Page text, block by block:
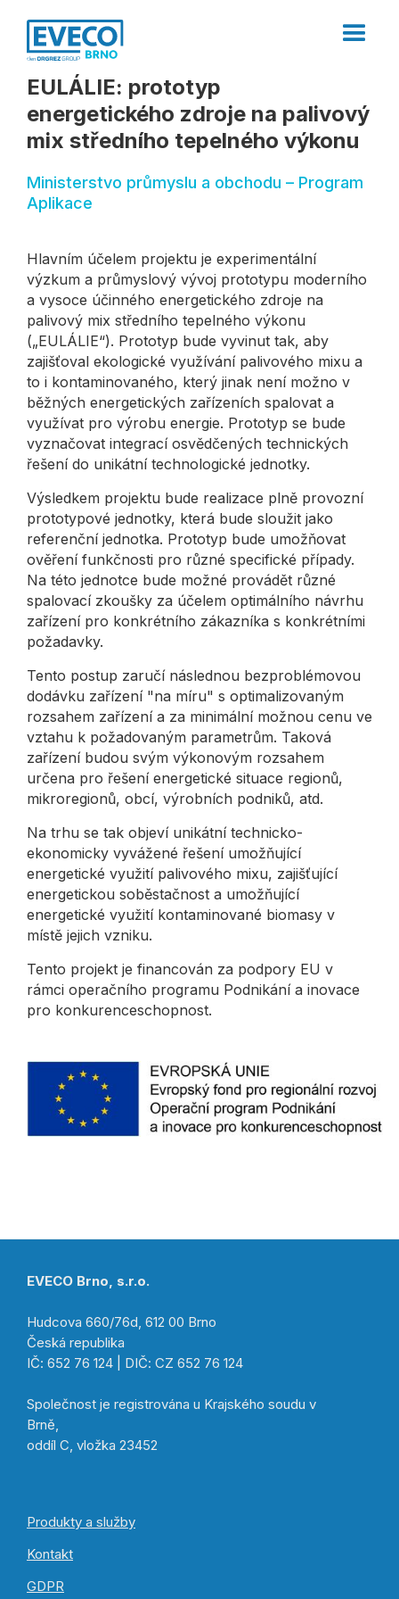
EULÁLIE: prototyp
energetického zdroje na palivový
mix středního tepelného výkonu
Ministerstvo průmyslu a obchodu – Program
Aplikace
Hlavním účelem projektu je experimentální
výzkum a průmyslový vývoj prototypu moderního
a vysoce účinného energetického zdroje na
palivový mix středního tepelného výkonu
(„EULÁLIE“). Prototyp bude vyvinut tak, aby
zajišťoval ekologické využívání palivového mixu a
to i kontaminovaného, který jinak není možno v
běžných energetických zařízeních spalovat a
využívat pro výrobu energie. Prototyp se bude
vyznačovat integrací osvědčených technických
řešení do unikátní technologické jednotky.
Výsledkem projektu bude realizace plně provozní
prototypové jednotky, která bude sloužit jako
referenční jednotka. Prototyp bude umožňovat
ověření funkčnosti pro různé specifické případy.
Na této jednotce bude možné provádět různé
spalovací zkoušky za účelem optimálního návrhu
zařízení pro konkrétního zákazníka s konkrétními
požadavky.
Tento postup zaručí následnou bezproblémovou
dodávku zařízení "na míru" s optimalizovaným
rozsahem zařízení a za minimální možnou cenu ve
vztahu k požadovaným parametrům. Taková
zařízení budou svým výkonovým rozsahem
určena pro řešení energetické situace regionů,
mikroregionů, obcí, výrobních podniků, atd.
Na trhu se tak objeví unikátní technicko-
ekonomicky vyvážené řešení umožňující
energetické využití palivového mixu, zajišťující
energetickou soběstačnost a umožňující
energetické využití kontaminované biomasy v
místě jejich vzniku.
Tento projekt je financován za podpory EU v
rámci operačního programu Podnikání a inovace
pro konkurenceschopnost.
EVECO Brno, s.r.o.
Hudcova 660/76d, 612 00 Brno
Česká republika
IČ: 652 76 124 | DIČ: CZ 652 76 124
Společnost je registrována u Krajského soudu v
Brně,
oddíl C, vložka 23452
Produkty a služby
Kontakt
GDPR